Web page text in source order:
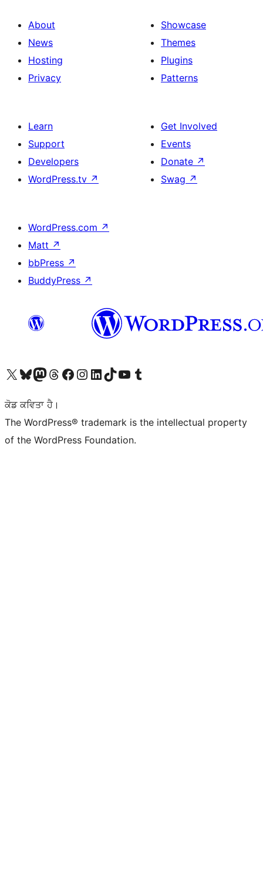
About
News
Hosting
Privacy
Showcase
Themes
Plugins
Patterns
Learn
Support
Developers
WordPress.tv ↗
Get Involved
Events
Donate ↗
Swag ↗
WordPress.com ↗
Matt ↗
bbPress ↗
BuddyPress ↗
Visit our X (formerly Twitter) account
Visit our Bluesky account
Visit our Mastodon account
Visit our Threads account
Visit our Facebook page
Visit our Instagram account
Visit our LinkedIn account
Visit our TikTok account
Visit our YouTube channel
Visit our Tumblr account
ਕੋਡ ਕਵਿਤਾ ਹੈ।
The WordPress® trademark is the intellectual property
of the WordPress Foundation.